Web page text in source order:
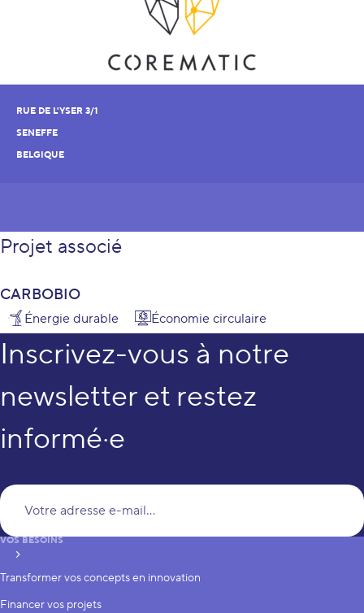
RUE DE L'YSER 3/1
SENEFFE
BELGIQUE
Projet associé
CARBOBIO
Énergie durable Économie circulaire
Inscrivez-vous à notre
newsletter et restez
informé·e
S’inscrire
VOS BESOINS
Transformer vos concepts en innovation
Financer vos projets